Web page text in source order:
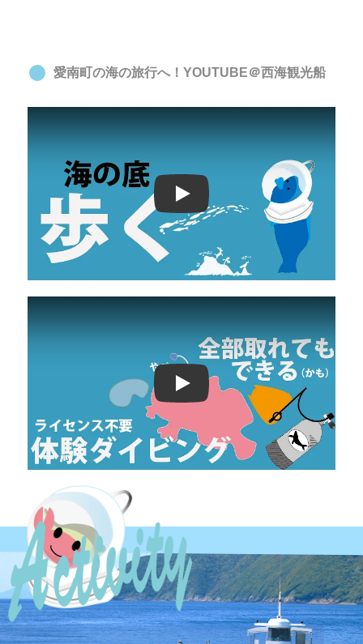
愛南町の海の旅行へ！YOUTUBE＠西海観光船
Play: Keynote (Google I/O '18)
Play: Keynote (Google I/O '18)